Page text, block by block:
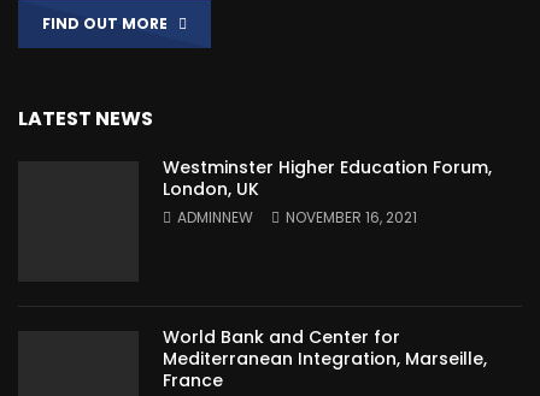
FIND OUT MORE
LATEST NEWS
Westminster Higher Education Forum,
London, UK
ADMINNEW NOVEMBER 16, 2021
World Bank and Center for
Mediterranean Integration, Marseille,
France